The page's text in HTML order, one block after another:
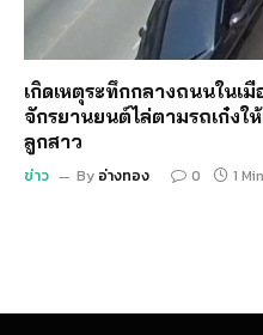
เกิดเหตุระทึกกลางถนนในเ
จักรยานยนต์ไล่ตามรถเก๋งใ
ลูกสาว
ข่าว By อ่างทอง 0 1